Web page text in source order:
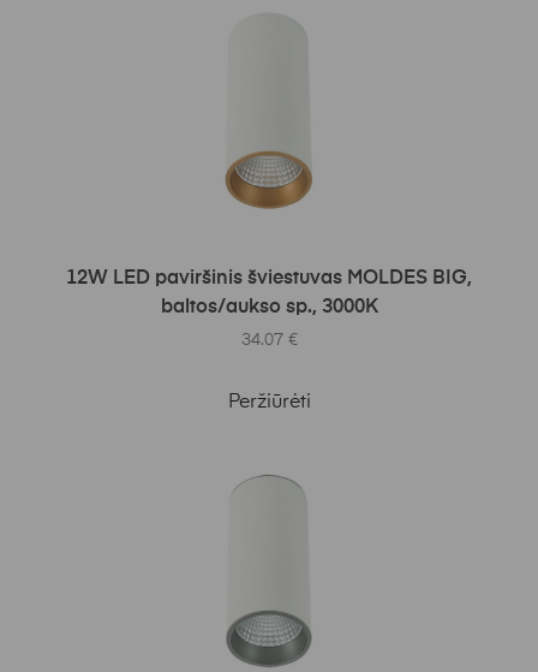
Į KREPŠELĮ
12W LED paviršinis šviestuvas MOLDES BIG,
baltos/aukso sp., 3000K
34.07 €
Peržiūrėti